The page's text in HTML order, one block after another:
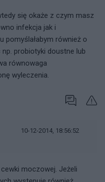
się okaże z czym masz
infekcja jak i
pomyślałabym również o
probiotyki doustne lub
równowaga
wyleczenia.
10-12-2014, 18:56:52
moczowej. Jeżeli